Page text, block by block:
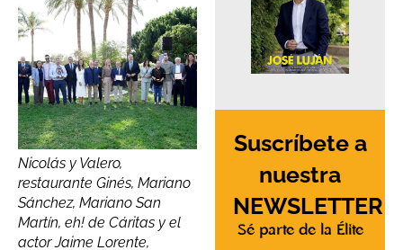
Nicolás y Valero,
restaurante Ginés, Mariano
Sánchez, Mariano San
Martín, eh! de Cáritas y el
actor Jaime Lorente,
Suscríbete a
nuestra
NEWSLETTER
Sé parte de la Élite